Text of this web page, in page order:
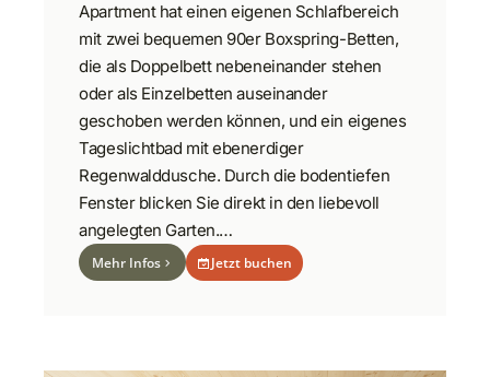
Apartment hat einen eigenen Schlafbereich
mit zwei bequemen 90er Boxspring-Betten,
die als Doppelbett nebeneinander stehen
oder als Einzelbetten auseinander
geschoben werden können, und ein eigenes
Tageslichtbad mit ebenerdiger
Regenwalddusche. Durch die bodentiefen
Fenster blicken Sie direkt in den liebevoll
angelegten Garten.…
Mehr Infos Jetzt buchen